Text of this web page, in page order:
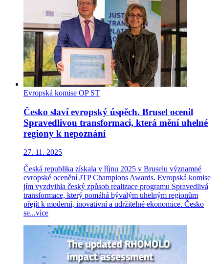
Evropská komise OP ST
Česko slaví evropský úspěch. Brusel ocenil
Spravedlivou transformaci, která mění uhelné
regiony k nepoznání
27. 11. 2025
Česká republika získala v říjnu 2025 v Bruselu významné
evropské ocenění JTP Champions Awards. Evropská komise
jím vyzdvihla český způsob realizace programu Spravedlivá
transformace, který pomáhá bývalým uhelným regionům
přejít k moderní, inovativní a udržitelné ekonomice. Česko
se...více